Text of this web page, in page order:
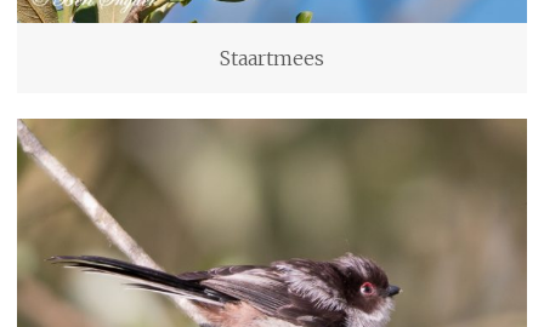
Staartmees